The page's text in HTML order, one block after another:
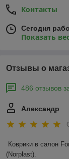
Контакты
Сегодня
Показать
Отзывы о
486 отзывов
Александр
Коврики в салон
(Norplast).